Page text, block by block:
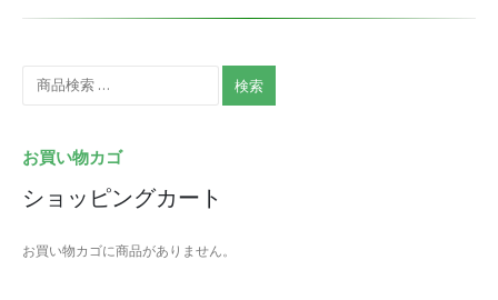
検索
お買い物カゴ
ショッピングカート
お買い物カゴに商品がありません。